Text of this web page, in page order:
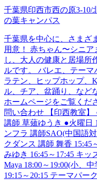
千葉県印西市西の原3-10/
の葉キャンパス
千葉県を中心に、さまざ
用意！ 赤ちゃん〜シニ
し、大人の健康と居場所
ルです。 バレエ、テーマ
ラテン、ヒップホップ、
ル、チア、盆踊り、など
ホームページをご覧くだ
問い合わせ 【印西教室】
講師 草薙ゆうき ●火曜日
ンフラ 講師SAO(中国語
クダンス 講師 舞香 15:45
みゆき 16:45～17:45 キ
Maya 18:00～19:00(小、
19:15～20:15 テーマパー